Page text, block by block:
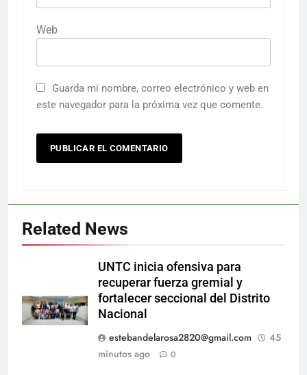
Web
Guarda mi nombre, correo electrónico y web en
este navegador para la próxima vez que comente.
Related News
UNTC inicia ofensiva para
recuperar fuerza gremial y
fortalecer seccional del Distrito
Nacional
estebandelarosa2820@gmail.com
45
minutos ago
0